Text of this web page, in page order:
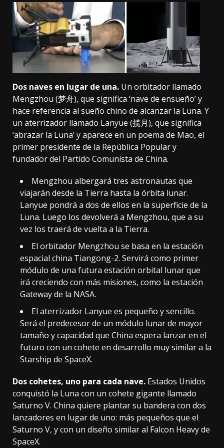
Dos naves en lugar de una. Un orbitador llamado
Mengzhou (梦舟), que significa ‘nave de ensueño’ y
hace referencia al sueño chino de alcanzar la Luna. Y
un aterrizador llamado Lanyue (揽月), que significa
‘abrazar la Luna’ y aparece en un poema de Mao, el
primer presidente de la República Popular y
fundador del Partido Comunista de China.
Mengzhou albergará tres astronautas que
viajarán desde la Tierra hasta la órbita lunar.
Lanyue pondrá a dos de ellos en la superficie de la
Luna. Luego los devolverá a Mengzhou, que a su
vez los traerá de vuelta a la Tierra.
El orbitador Mengzhou se basa en la estación
espacial china Tiangong-2. Servirá como primer
módulo de una futura estación orbital lunar que
irá creciendo con más misiones, como la estación
Gateway de la NASA.
El aterrizador Lanyue es pequeño y sencillo.
Será el predecesor de un módulo lunar de mayor
tamaño y capacidad que China espera lanzar en el
futuro con un cohete en desarrollo muy similar a la
Starship de SpaceX.
Dos cohetes, uno para cada nave. Estados Unidos
conquistó la Luna con un cohete gigante llamado
Saturno V. China quiere plantar su bandera con dos
lanzadores en lugar de uno: más pequeños que el
Saturno V, y con un diseño similar al Falcon Heavy de
SpaceX.